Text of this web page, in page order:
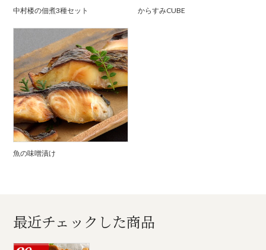
中村楼の佃煮3種セット からすみCUBE
魚の味噌漬け
最近チェックした商品